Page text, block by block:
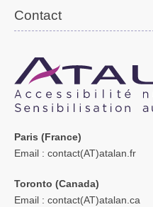
Contact
Paris (France)
Email : contact(AT)atalan.fr
Toronto (Canada)
Email : contact(AT)atalan.ca